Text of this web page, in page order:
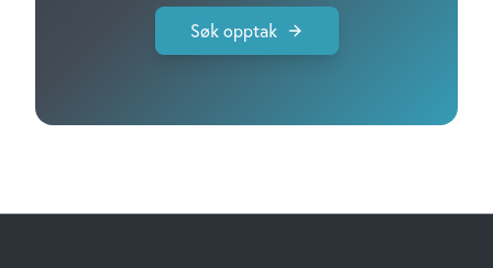
Søk opptak